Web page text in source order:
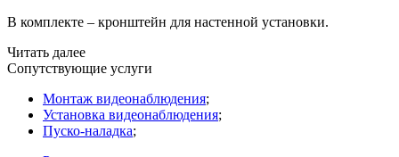
В комплекте – кронштейн для настенной установки.
Читать далее
Сопутствующие услуги
Монтаж видеонаблюдения;
Установка видеонаблюдения;
Пуско-наладка;